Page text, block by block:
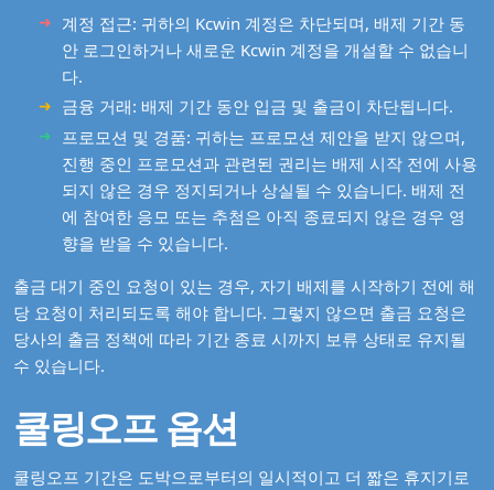
계정 접근: 귀하의 Kcwin 계정은 차단되며, 배제 기간 동
안 로그인하거나 새로운 Kcwin 계정을 개설할 수 없습니
다.
금융 거래: 배제 기간 동안 입금 및 출금이 차단됩니다.
프로모션 및 경품: 귀하는 프로모션 제안을 받지 않으며,
진행 중인 프로모션과 관련된 권리는 배제 시작 전에 사용
되지 않은 경우 정지되거나 상실될 수 있습니다. 배제 전
에 참여한 응모 또는 추첨은 아직 종료되지 않은 경우 영
향을 받을 수 있습니다.
출금 대기 중인 요청이 있는 경우, 자기 배제를 시작하기 전에 해
당 요청이 처리되도록 해야 합니다. 그렇지 않으면 출금 요청은
당사의 출금 정책에 따라 기간 종료 시까지 보류 상태로 유지될
수 있습니다.
쿨링오프 옵션
쿨링오프 기간은 도박으로부터의 일시적이고 더 짧은 휴지기로